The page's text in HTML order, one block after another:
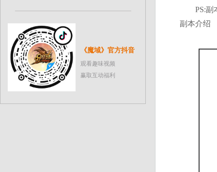
《魔域》官方抖音
观看趣味视频
赢取互动福利
PS:副本
副本介绍